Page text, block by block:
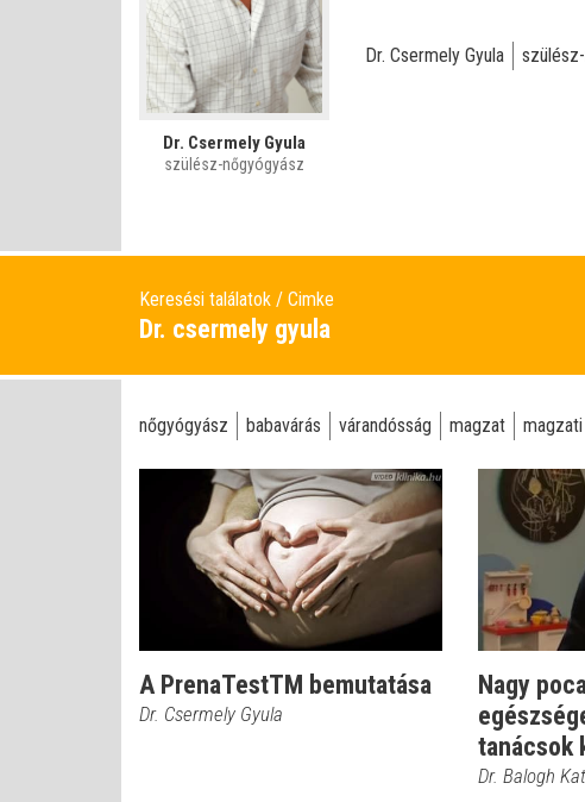
Dr. Csermely Gyula
szülész-nőgyógyász
Dr. Csermely Gyula
Keresési találatok Cimke
Dr. csermely gyula
nőgyógyász babavárás várandósság magzat
A PrenaTestTM bemutatása
Dr. Csermely Gyula
Nagy
tanácsok
Dr. Balogh